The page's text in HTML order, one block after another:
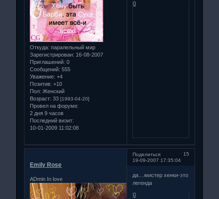
Откуда: паралельный мир
Зарегистрирован: 16-08-2007
Приглашений: 0
Сообщений: 555
Уважение: +4
Позитив: +10
Пол: Женский
Возраст: 33[1993-04-20]
Провел на форуме:
2 дня 9 часов
Последний визит:
10-01-2009 11:02:08
0
Поделиться
15
19-09-2007 17:35:04
Emily Rose
ADmin In love
да....мистер хенки-это
легенда
0